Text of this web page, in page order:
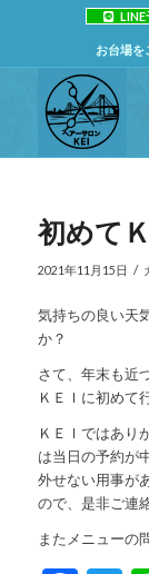
LINE
お台場を
初めて
2021年11月15日 /
気持ちの良い天
か？
さて、年末も近
ＫＥＩに初めて
ＫＥＩではあり
は当日の予約が
外せない用事が
ので、是非ご連
またメニューの